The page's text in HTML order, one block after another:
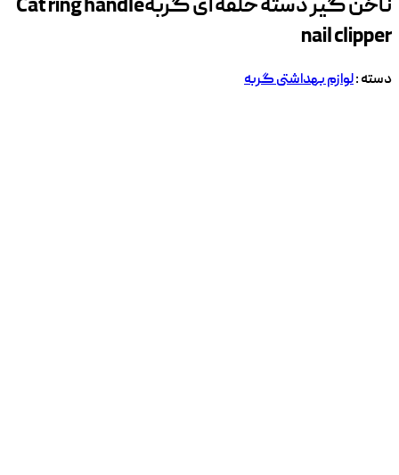
ناخن گیر دسته حلقه ای گربهCat ring handle
nail clipper
دسته :لوازم بهداشتی گربه